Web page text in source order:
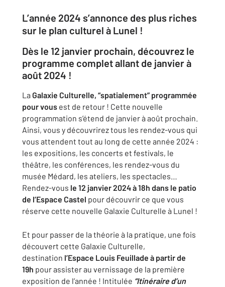
L’année 2024 s’annonce des plus riches
sur le plan culturel à Lunel !
Dès le 12 janvier prochain, découvrez le
programme complet allant de janvier à
août 2024 !
La Galaxie Culturelle, “spatialement” programmée
pour vous est de retour ! Cette nouvelle
programmation s’étend de janvier à août prochain.
Ainsi, vous y découvrirez tous les rendez-vous qui
vous attendent tout au long de cette année 2024 :
les expositions, les concerts et festivals, le
théâtre, les conférences, les rendez-vous du
musée Médard, les ateliers, les spectacles…
Rendez-vous le 12 janvier 2024 à 18h dans le patio
de l’Espace Castel pour découvrir ce que vous
réserve cette nouvelle Galaxie Culturelle à Lunel !
Et pour passer de la théorie à la pratique, une fois
découvert cette Galaxie Culturelle,
destination l’Espace Louis Feuillade à partir de
19h pour assister au vernissage de la première
exposition de l’année ! Intitulée “Itinéraire d’un